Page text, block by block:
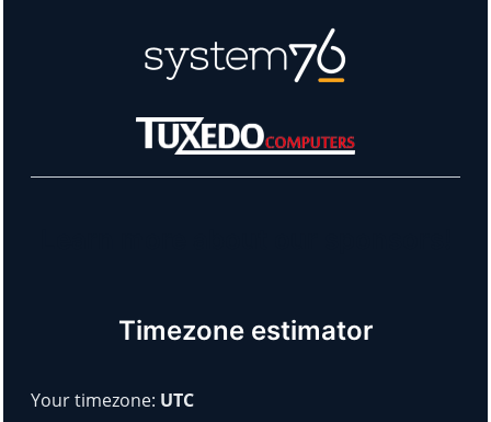
Timezone estimator
Your timezone: UTC